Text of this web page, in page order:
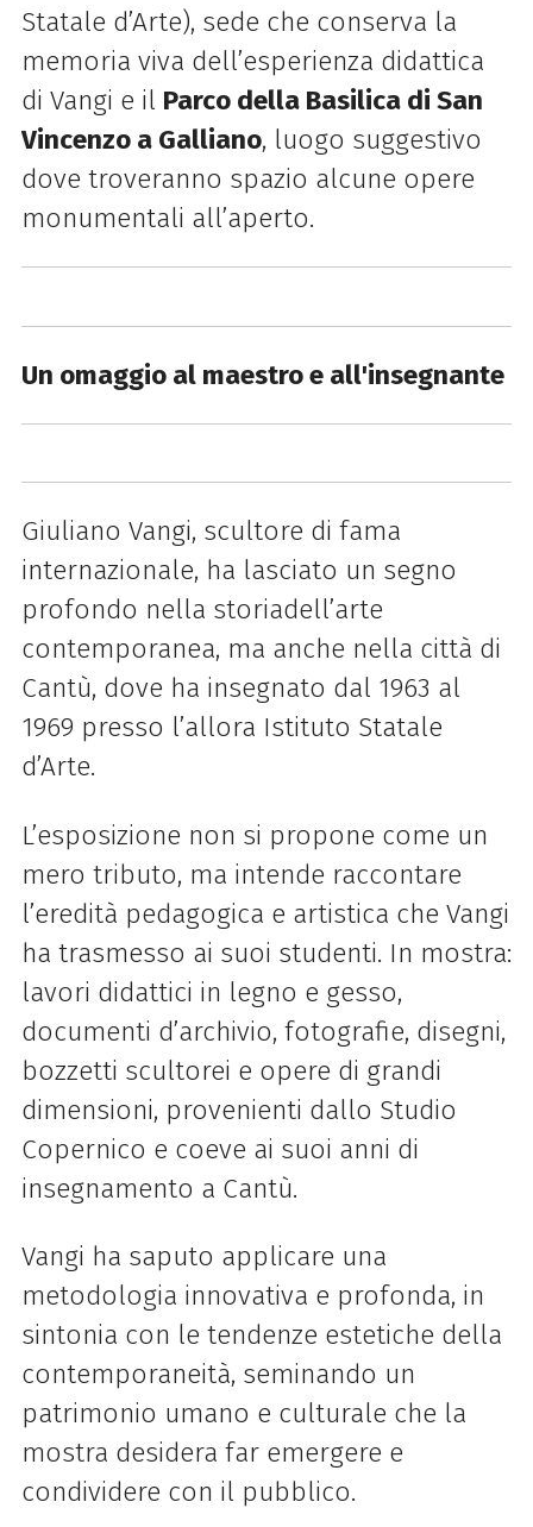
Statale d’Arte), sede che conserva la
memoria viva dell’esperienza didattica
di Vangi e il Parco della Basilica di San
Vincenzo a Galliano, luogo suggestivo
dove troveranno spazio alcune opere
monumentali all’aperto.
Un omaggio al maestro e all'insegnante
Giuliano Vangi, scultore di fama
internazionale, ha lasciato un segno
profondo nella storiadell’arte
contemporanea, ma anche nella città di
Cantù, dove ha insegnato dal 1963 al
1969 presso l’allora Istituto Statale
d’Arte.
L’esposizione non si propone come un
mero tributo, ma intende raccontare
l’eredità pedagogica e artistica che Vangi
ha trasmesso ai suoi studenti. In mostra:
lavori didattici in legno e gesso,
documenti d’archivio, fotografie, disegni,
bozzetti scultorei e opere di grandi
dimensioni, provenienti dallo Studio
Copernico e coeve ai suoi anni di
insegnamento a Cantù.
Vangi ha saputo applicare una
metodologia innovativa e profonda, in
sintonia con le tendenze estetiche della
contemporaneità, seminando un
patrimonio umano e culturale che la
mostra desidera far emergere e
condividere con il pubblico.